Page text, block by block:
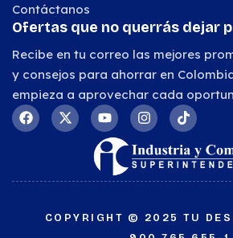
Contáctanos
Ofertas que no querrás dejar
Recibe en tu correo las mejores
y consejos para ahorrar en
empieza a aprovechar cada
COPYRIGHT © 2025 TU